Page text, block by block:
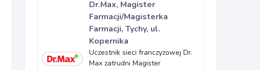
Dr.Max, Magister
Farmacji/Magisterka
Farmacji, Tychy, ul.
Kopernika
Uczestnik sieci franczyzowej Dr.
Max zatrudni Magister